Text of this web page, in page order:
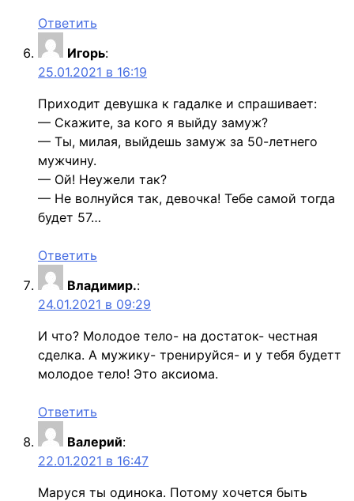
Ответить
Игорь:
25.01.2021 в 16:19
Приходит девушка к гадалке и спрашивает:
— Скажите, за кого я выйду замуж?
— Ты, милая, выйдешь замуж за 50-летнего
мужчину.
— Ой! Неужели так?
— Не волнуйся так, девочка! Тебе самой тогда
будет 57…
Ответить
Владимир.:
24.01.2021 в 09:29
И что? Молодое тело- на достаток- честная
сделка. А мужику- тренируйся- и у тебя будетт
молодое тело! Это аксиома.
Ответить
Валерий:
22.01.2021 в 16:47
Маруся ты одинока. Потому хочется быть